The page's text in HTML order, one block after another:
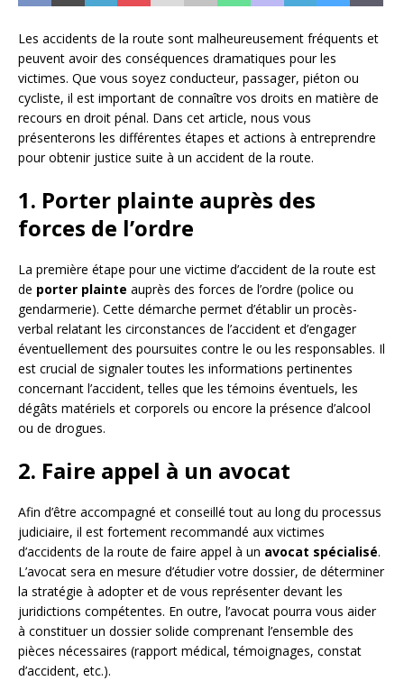
Les accidents de la route sont malheureusement fréquents et
peuvent avoir des conséquences dramatiques pour les
victimes. Que vous soyez conducteur, passager, piéton ou
cycliste, il est important de connaître vos droits en matière de
recours en droit pénal. Dans cet article, nous vous
présenterons les différentes étapes et actions à entreprendre
pour obtenir justice suite à un accident de la route.
1. Porter plainte auprès des
forces de l’ordre
La première étape pour une victime d’accident de la route est
de porter plainte auprès des forces de l’ordre (police ou
gendarmerie). Cette démarche permet d’établir un procès-
verbal relatant les circonstances de l’accident et d’engager
éventuellement des poursuites contre le ou les responsables. Il
est crucial de signaler toutes les informations pertinentes
concernant l’accident, telles que les témoins éventuels, les
dégâts matériels et corporels ou encore la présence d’alcool
ou de drogues.
2. Faire appel à un avocat
Afin d’être accompagné et conseillé tout au long du processus
judiciaire, il est fortement recommandé aux victimes
d’accidents de la route de faire appel à un avocat spécialisé.
L’avocat sera en mesure d’étudier votre dossier, de déterminer
la stratégie à adopter et de vous représenter devant les
juridictions compétentes. En outre, l’avocat pourra vous aider
à constituer un dossier solide comprenant l’ensemble des
pièces nécessaires (rapport médical, témoignages, constat
d’accident, etc.).